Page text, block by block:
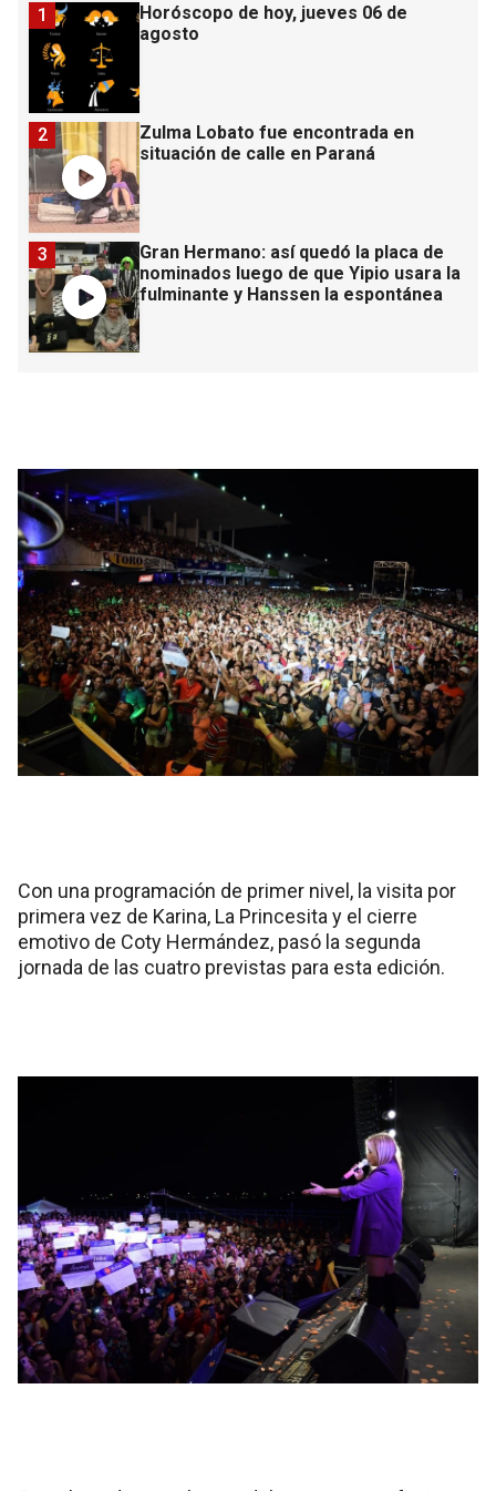
Horóscopo de hoy, jueves 06 de
agosto
1
Zulma Lobato fue encontrada en
situación de calle en Paraná
2
Gran Hermano: así quedó la placa de
nominados luego de que Yipio usara la
fulminante y Hanssen la espontánea
3
Con una programación de primer nivel, la visita por
primera vez de Karina, La Princesita y el cierre
emotivo de Coty Hermández, pasó la segunda
jornada de las cuatro previstas para esta edición.